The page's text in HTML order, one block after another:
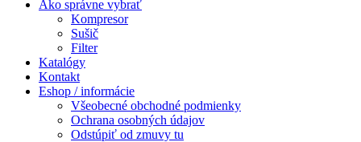
Ako správne vybrať
Kompresor
Sušič
Filter
Katalógy
Kontakt
Eshop / informácie
Všeobecné obchodné podmienky
Ochrana osobných údajov
Odstúpiť od zmuvy tu